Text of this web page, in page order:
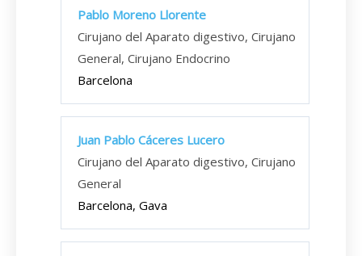
Pablo Moreno Llorente
Cirujano del Aparato digestivo, Cirujano
General, Cirujano Endocrino
Barcelona
Juan Pablo Cáceres Lucero
Cirujano del Aparato digestivo, Cirujano
General
Barcelona, Gava